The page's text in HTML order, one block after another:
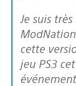
Je suis très enthousiaste à propos de
cette
jeu PS3